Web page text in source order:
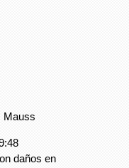
Mauss
daños en